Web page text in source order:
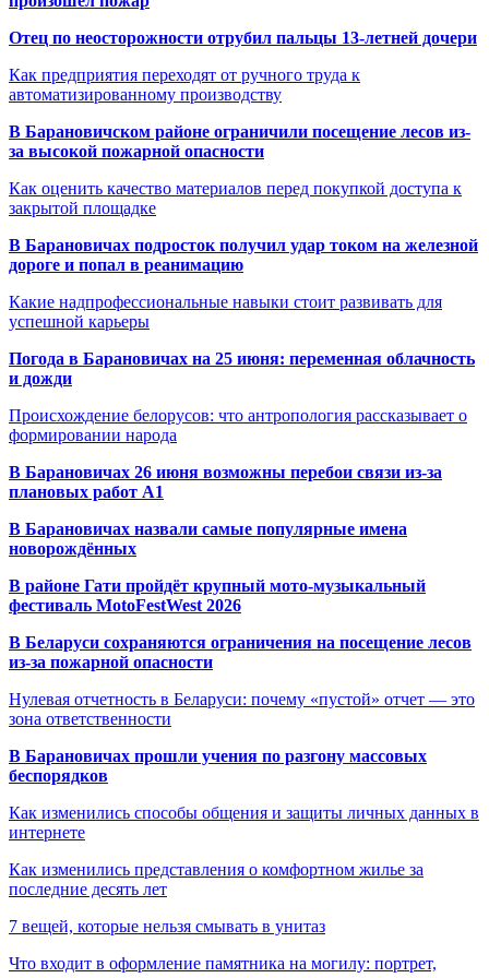
Отец по неосторожности отрубил пальцы 13-летней дочери
Как предприятия переходят от ручного труда к
автоматизированному производству
В Барановичском районе ограничили посещение лесов из-
за высокой пожарной опасности
Как оценить качество материалов перед покупкой доступа к
закрытой площадке
В Барановичах подросток получил удар током на железной
дороге и попал в реанимацию
Какие надпрофессиональные навыки стоит развивать для
успешной карьеры
Погода в Барановичах на 25 июня: переменная облачность
и дожди
Происхождение белорусов: что антропология рассказывает о
формировании народа
В Барановичах 26 июня возможны перебои связи из-за
плановых работ A1
В Барановичах назвали самые популярные имена
новорождённых
В районе Гати пройдёт крупный мото-музыкальный
фестиваль MotoFestWest 2026
В Беларуси сохраняются ограничения на посещение лесов
из-за пожарной опасности
Нулевая отчетность в Беларуси: почему «пустой» отчет — это
зона ответственности
В Барановичах прошли учения по разгону массовых
беспорядков
Как изменились способы общения и защиты личных данных в
интернете
Как изменились представления о комфортном жилье за
последние десять лет
7 вещей, которые нельзя смывать в унитаз
Что входит в оформление памятника на могилу: портрет,